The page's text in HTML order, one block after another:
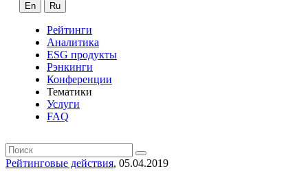
En Ru
Рейтинги
Аналитика
ESG продукты
Рэнкинги
Конференции
Тематики
Услуги
FAQ
Рейтинговые действия, 05.04.2019